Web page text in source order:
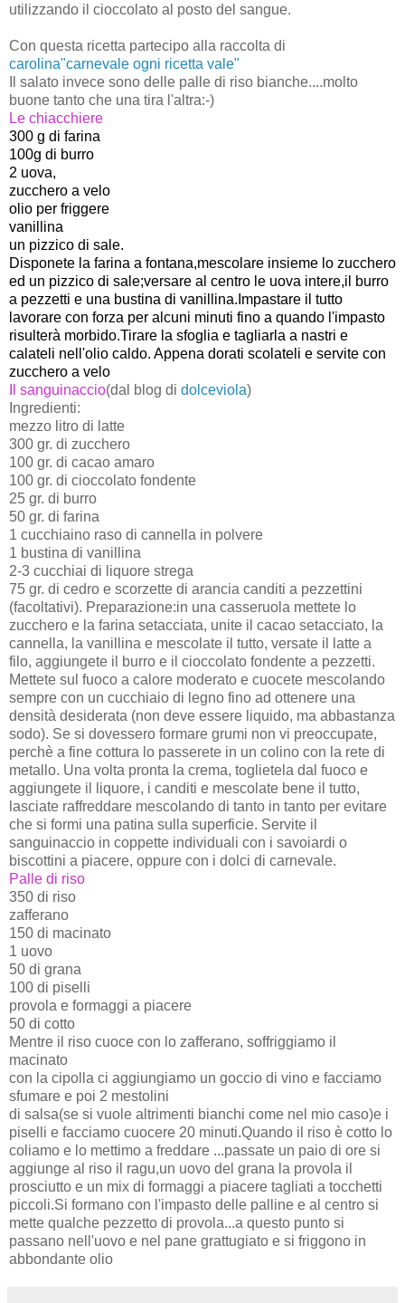
utilizzando il cioccolato al posto del sangue.
Con questa ricetta partecipo alla raccolta di
carolina"carnevale ogni ricetta vale"
Il salato invece sono delle palle di riso bianche....molto
buone tanto che una tira l'altra:-)
Le chiacchiere
300 g di farina
100g di burro
2 uova,
zucchero a velo
olio per friggere
vanillina
un pizzico di sale.
Disponete la farina a fontana,mescolare insieme lo zucchero
ed un pizzico di sale;versare al centro le uova intere,il burro
a pezzetti e una bustina di vanillina.Impastare il tutto
lavorare con forza per alcuni minuti fino a quando l'impasto
risulterà morbido.Tirare la sfoglia e tagliarla a nastri e
calateli nell'olio caldo. Appena dorati scolateli e servite con
zucchero a velo
Il sanguinaccio(dal blog di dolceviola)
Ingredienti:
mezzo litro di latte
300 gr. di zucchero
100 gr. di cacao amaro
100 gr. di cioccolato fondente
25 gr. di burro
50 gr. di farina
1 cucchiaino raso di cannella in polvere
1 bustina di vanillina
2-3 cucchiai di liquore strega
75 gr. di cedro e scorzette di arancia canditi a pezzettini
(facoltativi). Preparazione:in una casseruola mettete lo
zucchero e la farina setacciata, unite il cacao setacciato, la
cannella, la vanillina e mescolate il tutto, versate il latte a
filo, aggiungete il burro e il cioccolato fondente a pezzetti.
Mettete sul fuoco a calore moderato e cuocete mescolando
sempre con un cucchiaio di legno fino ad ottenere una
densità desiderata (non deve essere liquido, ma abbastanza
sodo). Se si dovessero formare grumi non vi preoccupate,
perchè a fine cottura lo passerete in un colino con la rete di
metallo. Una volta pronta la crema, toglietela dal fuoco e
aggiungete il liquore, i canditi e mescolate bene il tutto,
lasciate raffreddare mescolando di tanto in tanto per evitare
che si formi una patina sulla superficie. Servite il
sanguinaccio in coppette individuali con i savoiardi o
biscottini a piacere, oppure con i dolci di carnevale.
Palle di riso
350 di riso
zafferano
150 di macinato
1 uovo
50 di grana
100 di piselli
provola e formaggi a piacere
50 di cotto
Mentre il riso cuoce con lo zafferano, soffriggiamo il
macinato
con la cipolla ci aggiungiamo un goccio di vino e facciamo
sfumare e poi 2 mestolini
di salsa(se si vuole altrimenti bianchi come nel mio caso)e i
piselli e facciamo cuocere 20 minuti.Quando il riso è cotto lo
coliamo e lo mettimo a freddare ...passate un paio di ore si
aggiunge al riso il ragu,un uovo del grana la provola il
prosciutto e un mix di formaggi a piacere tagliati a tocchetti
piccoli.Si formano con l'impasto delle palline e al centro si
mette qualche pezzetto di provola...a questo punto si
passano nell'uovo e nel pane grattugiato e si friggono in
abbondante olio